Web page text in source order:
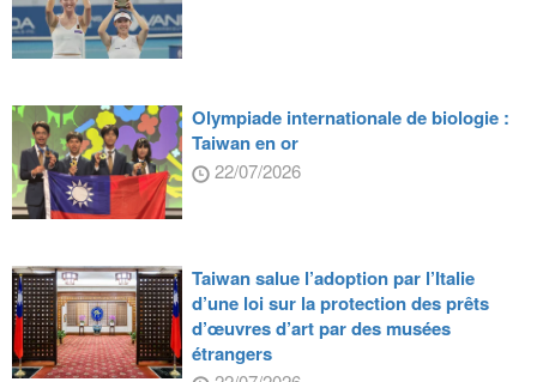
Olympiade internationale de biologie :
Taiwan en or
22/07/2026
Taiwan salue l’adoption par l’Italie
d’une loi sur la protection des prêts
d’œuvres d’art par des musées
étrangers